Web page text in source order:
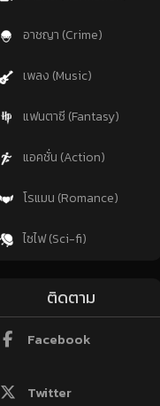
อาชญา (Crime)
เพลง (Music)
แฟนตาซี (Fantasy)
แอคชั่น (Action)
โรแมน (Romance)
ไซไฟ (Sci-fi)
ติดตาม
Facebook
Twitter